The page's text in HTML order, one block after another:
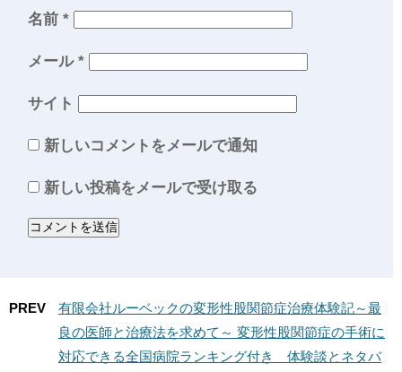
名前 *
メール *
サイト
新しいコメントをメールで通知
新しい投稿をメールで受け取る
PREV
有限会社ルーベックの変形性股関節症治療体験記～最
良の医師と治療法を求めて～ 変形性股関節症の手術に
対応できる全国病院ランキング付き 体験談とネタバ